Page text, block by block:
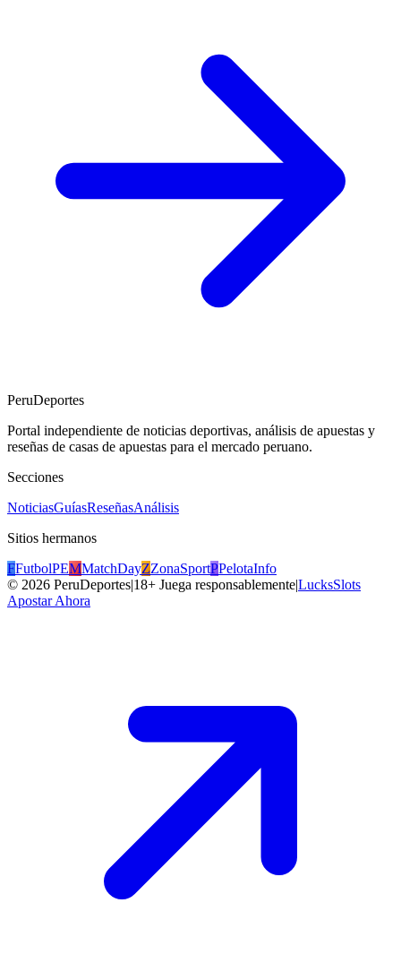
PeruDeportes
Portal independiente de noticias deportivas, análisis de apuestas y
reseñas de casas de apuestas para el mercado peruano.
Secciones
NoticiasGuíasReseñasAnálisis
Sitios hermanos
FFutbolPEMMatchDayZZonaSportPPelotaInfo
© 2026 PeruDeportes|18+ Juega responsablemente|LucksSlots
Apostar Ahora